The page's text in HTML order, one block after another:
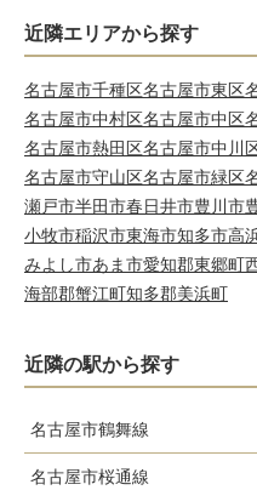
近隣エリアから探す
名古屋市千種区名古屋市東区
名古屋市中村区名古屋市中区
名古屋市熱田区名古屋市中川
名古屋市守山区名古屋市緑区
瀬戸市半田市春日井市豊川市
小牧市稲沢市東海市知多市高
みよし市あま市愛知郡東郷町
海部郡蟹江町知多郡美浜町
近隣の駅から探す
名古屋市鶴舞線
塩釜口駅
名古屋市桜通線